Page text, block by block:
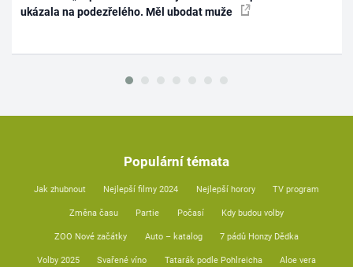
ukázala na podezřelého. Měl ubodat muže
Populární témata
Jak zhubnout Nejlepší filmy 2024 Nejlepší horory TV program
Změna času Partie Počasí Kdy budou volby
ZOO Nové začátky Auto – katalog 7 pádů Honzy Dědka
Volby 2025 Svařené víno Tatarák podle Pohlreicha Aloe vera